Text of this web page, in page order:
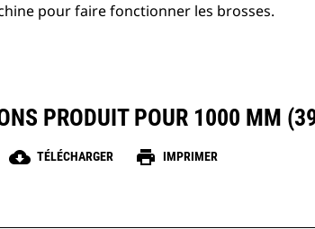
pour faire fonctionner les brosses.
PRODUIT POUR 1000 MM
cloud_download TÉLÉCHARGER print IMPRIMER